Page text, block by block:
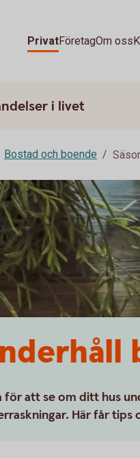
PrivatFöretagOm oss
i livet
Bostad och boende
att se om ditt hus
Här får tips